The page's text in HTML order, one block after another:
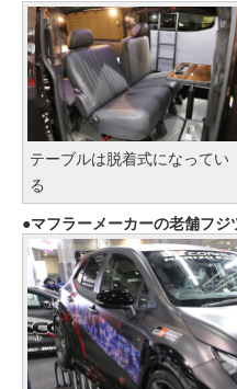
テーブルは脱着式になってい
る
マフラーメーカーの老舗フ